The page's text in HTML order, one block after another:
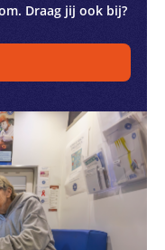
Draag jij ook bij?